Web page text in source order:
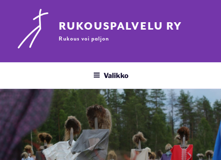
RUKOUSPALVELU RY
Rukous voi paljon
Valikko